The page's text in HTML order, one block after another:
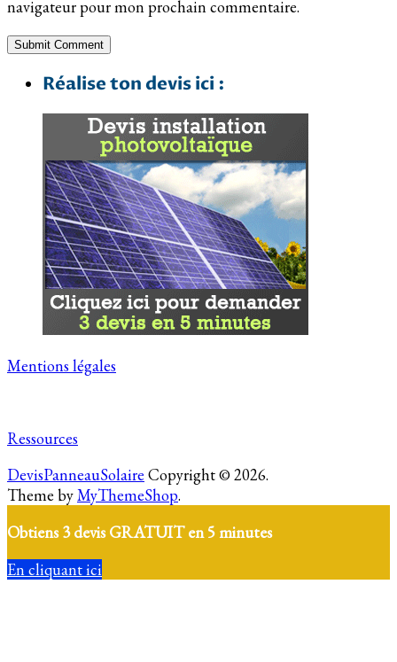
navigateur pour mon prochain commentaire.
Réalise ton devis ici :
Mentions légales
Ressources
DevisPanneauSolaire Copyright © 2026.
Theme byMyThemeShop.
Obtiens 3 devis GRATUIT en 5 minutes
En cliquant ici